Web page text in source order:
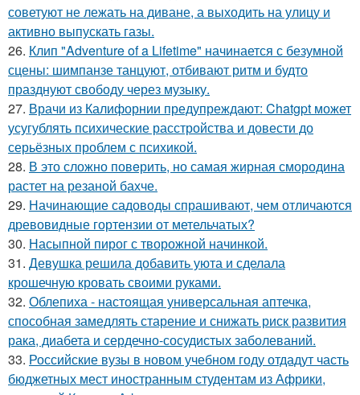
советуют не лежать на диване, а выходить на улицу и
активно выпускать газы.
26. Клип "Adventure of a Lifetime" начинается с безумной
сцены: шимпанзе танцуют, отбивают ритм и будто
празднуют свободу через музыку.
27. Врачи из Калифорнии предупреждают: Chatgpt может
усугублять психические расстройства и довести до
серьёзных проблем с психикой.
28. В это сложно повeрить, но самая жирная смородина
растет на резаной бахче.
29. Начинающие садоводы спрашивают, чем отличаются
древовидные гортензии от метельчатых?
30. Насыпной пирог с творожной начинкой.
31. Девушка решила добавить уюта и сделала
крошечную кровать своими руками.
32. Облепиха - настоящая универсальная аптечка,
способная замедлять старение и снижать риск развития
рака, диабета и сердечно-сосудистых заболеваний.
33. Российские вузы в новом учебном году отдадут часть
бюджетных мест иностранным студентам из Африки,